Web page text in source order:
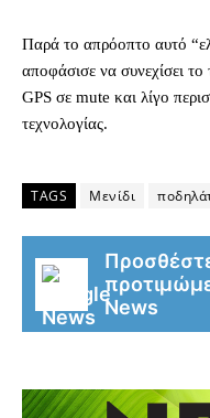
Παρά το απρόοπτο αυτό
αποφάσισε να συνεχίσει το
GPS σε mute και λίγο
τεχνολογίας.
TAGS Μενίδι
News